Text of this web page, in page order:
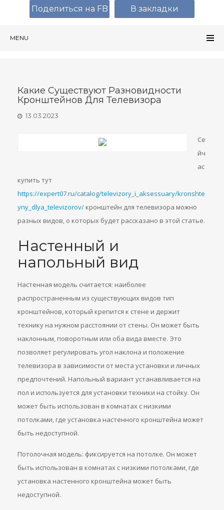
MENU
Какие Существуют Разновидности
Кронштейнов Для Телевизора
13.03.2023
Се
йч
ас
купить тут
https://expert07.ru/catalog/televizory_i_aksessuary/kronshte
yny_dlya_televizorov/ кронштейн для телевизора можно
разных видов, о которых будет рассказано в этой статье.
Настенный и
напольный вид
Настенная модель считается: наиболее
распространенным из существующих видов тип
кронштейнов, который крепится к стене и держит
технику на нужном расстоянии от стены. Он может быть
наклонным, поворотным или оба вида вместе. Это
позволяет регулировать угол наклона и положение
телевизора в зависимости от места установки и личных
предпочтений. Напольный вариант устанавливается на
пол и используется для установки техники на стойку. Он
может быть использован в комнатах с низкими
потолками, где установка настенного кронштейна может
быть недоступной.
Потолочная модель: фиксируется на потолке. Он может
быть использован в комнатах с низкими потолками, где
установка настенного кронштейна может быть
недоступной.
Поделиться на FB В закладки